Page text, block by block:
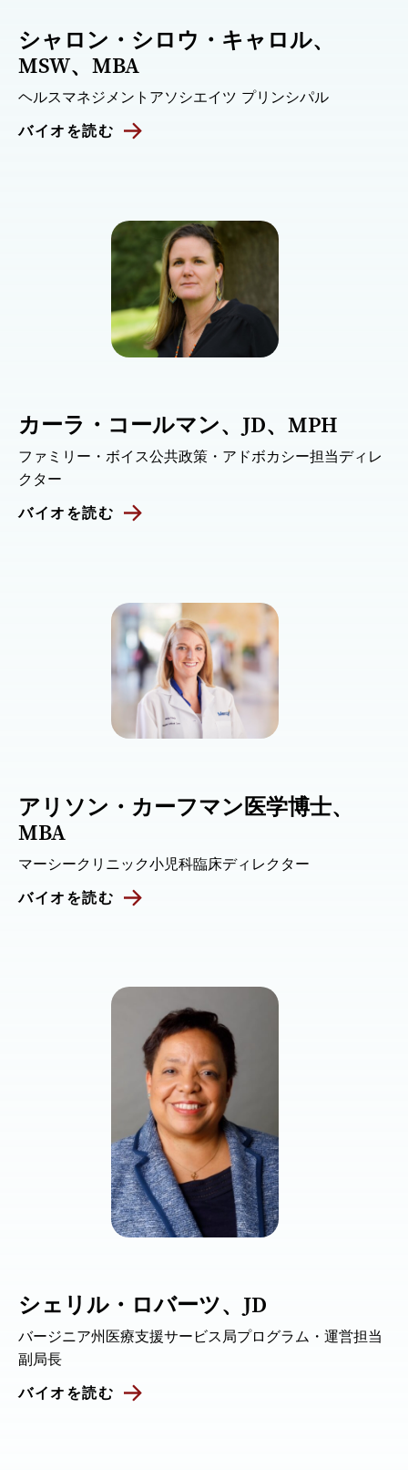
シャロン・シロウ・キャロル、
MSW、MBA
ヘルスマネジメントアソシエイツ プリンシパル
バイオを読む
カーラ・コールマン、JD、MPH
ファミリー・ボイス公共政策・アドボカシー担当ディレ
クター
バイオを読む
アリソン・カーフマン医学博士、
MBA
マーシークリニック小児科臨床ディレクター
バイオを読む
シェリル・ロバーツ、JD
バージニア州医療支援サービス局プログラム・運営担当
副局長
バイオを読む